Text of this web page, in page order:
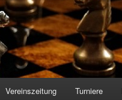
Vereinszeitung Turniere